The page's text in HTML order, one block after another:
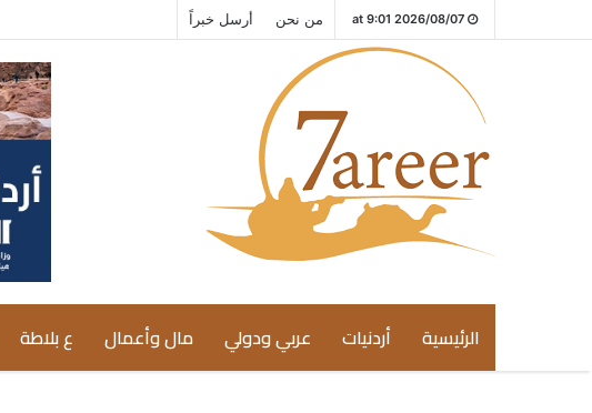
2026/08/07 at 9:01 من نحن أرسل خبراً
الرئيسية أردنيات عربي ودولي مال وأعمال ع بلاطة